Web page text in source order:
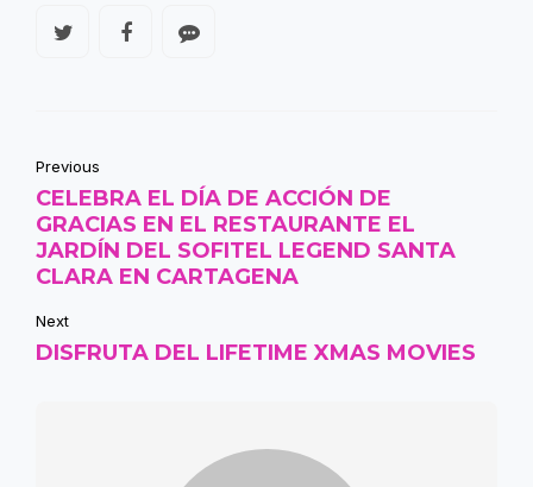
Previous
CELEBRA EL DÍA DE ACCIÓN DE
GRACIAS EN EL RESTAURANTE EL
JARDÍN DEL SOFITEL LEGEND SANTA
CLARA EN CARTAGENA
Next
DISFRUTA DEL LIFETIME XMAS MOVIES